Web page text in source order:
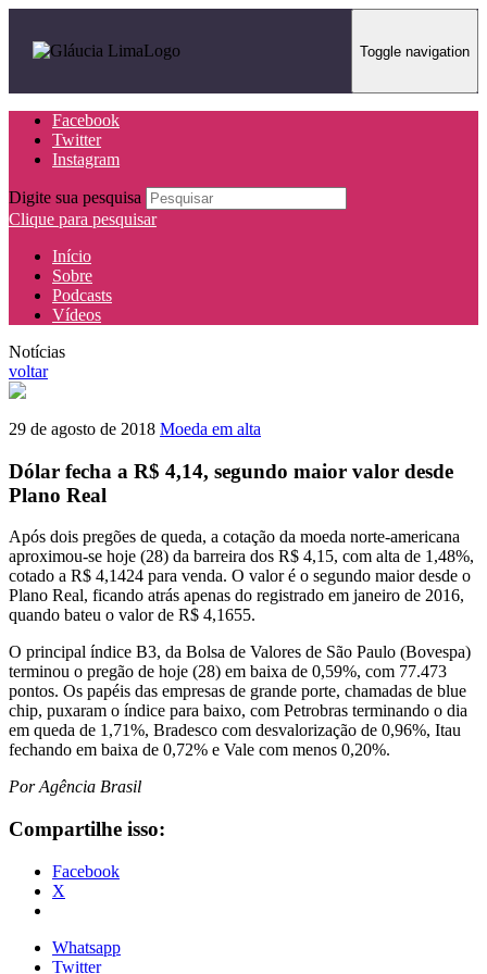
Toggle navigation
Facebook
Twitter
Instagram
Digite sua pesquisa
Clique para pesquisar
Início
Sobre
Podcasts
Vídeos
Notícias
voltar
29 de agosto de 2018 Moeda em alta
Dólar fecha a R$ 4,14, segundo maior valor desde
Plano Real
Após dois pregões de queda, a cotação da moeda norte-americana
aproximou-se hoje (28) da barreira dos R$ 4,15, com alta de 1,48%,
cotado a R$ 4,1424 para venda. O valor é o segundo maior desde o
Plano Real, ficando atrás apenas do registrado em janeiro de 2016,
quando bateu o valor de R$ 4,1655.
O principal índice B3, da Bolsa de Valores de São Paulo (Bovespa)
terminou o pregão de hoje (28) em baixa de 0,59%, com 77.473
pontos. Os papéis das empresas de grande porte, chamadas de blue
chip, puxaram o índice para baixo, com Petrobras terminando o dia
em queda de 1,71%, Bradesco com desvalorização de 0,96%, Itau
fechando em baixa de 0,72% e Vale com menos 0,20%.
Por Agência Brasil
Compartilhe isso:
Facebook
X
Whatsapp
Twitter